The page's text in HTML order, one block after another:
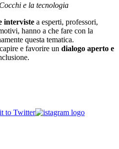
e la tecnologia
interviste a esperti, professori,
hanno a che fare con la
questa tematica.
e favorire un dialogo aperto e